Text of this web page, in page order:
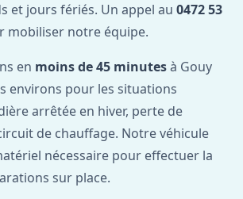
et jours fériés. Un appel au 0472 53
mobiliser notre équipe.
en moins de 45 minutesà Gouy
environs pour les situations
arrêtée en hiver, perte de
de chauffage. Notre véhicule
nécessaire pour effectuer la
sur place.